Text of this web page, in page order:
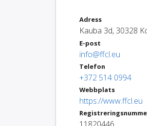
Adress
Kauba 3d, 30328
E-post
info@ffcl.eu
Telefon
+372 514 0994
Webbplats
https://www.ffcl.eu